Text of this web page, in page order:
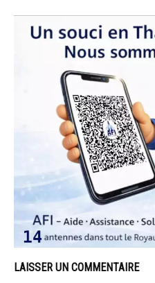
LAISSER UN COMMENTAIRE